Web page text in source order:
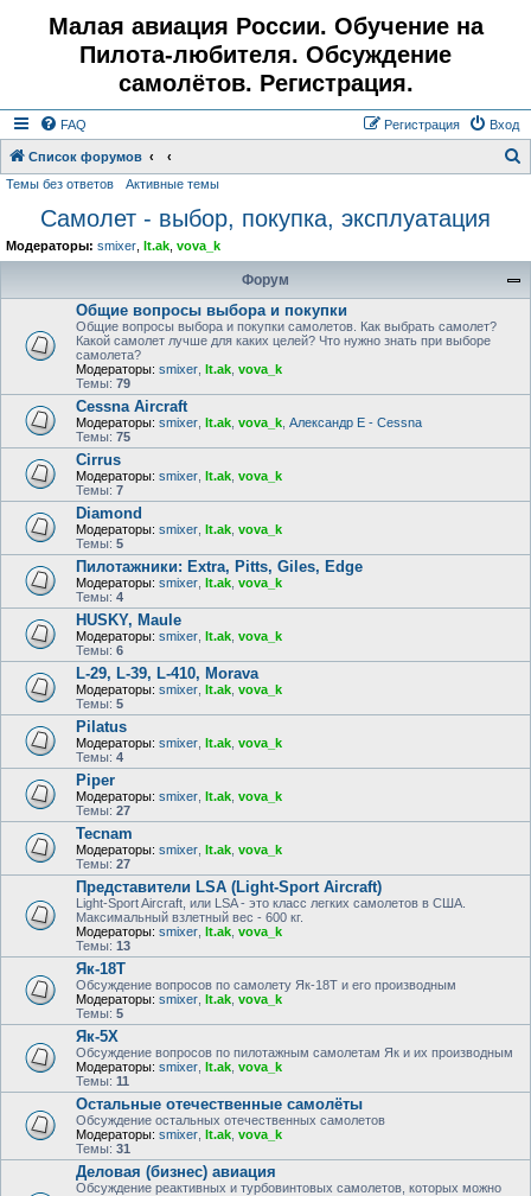
Малая авиация России. Обучение на
Пилота-любителя. Обсуждение
самолётов. Регистрация.
FAQ Вход
Регистрация
Список форумов
Темы без ответов Активные темы
Самолет - выбор, покупка, эксплуатация
Модераторы: smixer lt.ak vova_k
Форум
Общие вопросы выбора и покупки
Общие вопросы выбора и покупки самолетов. Как выбрать самолет?
Какой самолет лучше для каких целей? Что нужно знать при выборе
самолета?
Модераторы: smixer lt.ak vova_k
Темы: 79
Cessna Aircraft
Модераторы: smixer lt.ak vova_k Александр E - Cessna
Темы: 75
Cirrus
Модераторы: smixer lt.ak vova_k
Темы: 7
Diamond
Модераторы: smixer lt.ak vova_k
Темы: 5
Пилотажники: Extra, Pitts, Giles, Edge
Модераторы: smixer lt.ak vova_k
Темы: 4
HUSKY, Maule
Модераторы: smixer lt.ak vova_k
Темы: 6
L-29, L-39, L-410, Morava
Модераторы: smixer lt.ak vova_k
Темы: 5
Pilatus
Модераторы: smixer lt.ak vova_k
Темы: 4
Piper
Модераторы: smixer lt.ak vova_k
Темы: 27
Tecnam
Модераторы: smixer lt.ak vova_k
Темы: 27
Представители LSA (Light-Sport Aircraft)
Light-Sport Aircraft, или LSA - это класс легких самолетов в США.
Максимальный взлетный вес - 600 кг.
Модераторы: smixer lt.ak vova_k
Темы: 13
Як-18Т
Обсуждение вопросов по самолету Як-18Т и его производным
Модераторы: smixer lt.ak vova_k
Темы: 5
Як-5Х
Обсуждение вопросов по пилотажным самолетам Як и их производным
Модераторы: smixer lt.ak vova_k
Темы: 11
Остальные отечественные самолёты
Обсуждение остальных отечественных самолетов
Модераторы: smixer lt.ak vova_k
Темы: 31
Деловая (бизнес) авиация
Обсуждение реактивных и турбовинтовых самолетов, которых можно